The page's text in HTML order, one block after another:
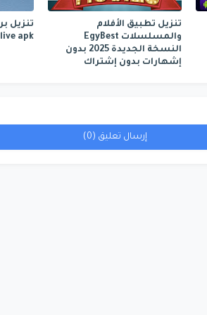
تنزيل تطبيق الأفلام
والمسلسلات EgyBest
النسخة الجديدة 2025 بدون
إشهارات بدون إشتراك
live apk مفعل مدى الحياة
إرسال تعليق (0)